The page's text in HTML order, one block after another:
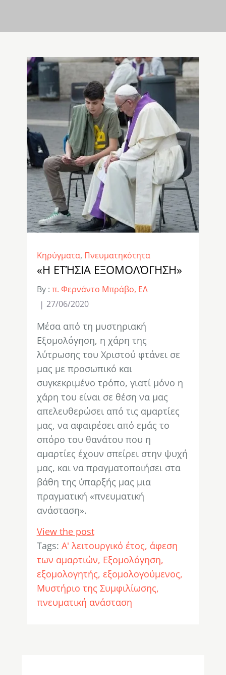
Κηρύγματα, Πνευματηκότητα
«Η ΕΤΉΣΙΑ ΕΞΟΜΟΛΌΓΗΣΗ»
By : π. Φερνάντο Μπράβο, ΕΛ
27/06/2020
Μέσα από τη μυστηριακή
Εξομολόγηση, η χάρη της
λύτρωσης του Χριστού φτάνει σε
μας με προσωπικό και
συγκεκριμένο τρόπο, γιατί μόνο η
χάρη του είναι σε θέση να μας
απελευθερώσει από τις αμαρτίες
μας, να αφαιρέσει από εμάς το
σπόρο του θανάτου που η
αμαρτίες έχουν σπείρει στην ψυχή
μας, και να πραγματοποιήσει στα
βάθη της ύπαρξής μας μια
πραγματική «πνευματική
ανάσταση».
View the post
Tags: Α' λειτουργικό έτος άφεση
των αμαρτιών Εξομολόγηση
εξομολογητής εξομολογούμενος
Μυστήριο της Συμφιλίωσης
πνευματική ανάσταση